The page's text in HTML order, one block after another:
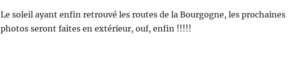
Le soleil ayant enfin retrouvé les routes de la Bourgogne, les prochaines
photos seront faites en extérieur, ouf, enfin !!!!!